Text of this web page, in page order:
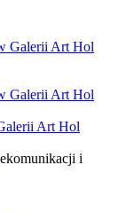
Art Hol
i